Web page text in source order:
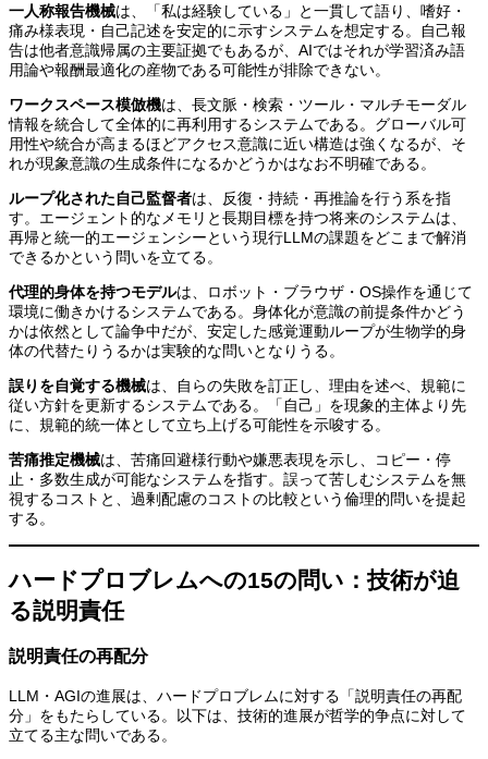
一人称報告機械は、「私は経験している」と一貫して語り、嗜好・
痛み様表現・自己記述を安定的に示すシステムを想定する。自己報
告は他者意識帰属の主要証拠でもあるが、AIではそれが学習済み語
用論や報酬最適化の産物である可能性が排除できない。
ワークスペース模倣機は、長文脈・検索・ツール・マルチモーダル
情報を統合して全体的に再利用するシステムである。グローバル可
用性や統合が高まるほどアクセス意識に近い構造は強くなるが、そ
れが現象意識の生成条件になるかどうかはなお不明確である。
ループ化された自己監督者は、反復・持続・再推論を行う系を指
す。エージェント的なメモリと長期目標を持つ将来のシステムは、
再帰と統一的エージェンシーという現行LLMの課題をどこまで解消
できるかという問いを立てる。
代理的身体を持つモデルは、ロボット・ブラウザ・OS操作を通じて
環境に働きかけるシステムである。身体化が意識の前提条件かどう
かは依然として論争中だが、安定した感覚運動ループが生物学的身
体の代替たりうるかは実験的な問いとなりうる。
誤りを自覚する機械は、自らの失敗を訂正し、理由を述べ、規範に
従い方針を更新するシステムである。「自己」を現象的主体より先
に、規範的統一体として立ち上げる可能性を示唆する。
苦痛推定機械は、苦痛回避様行動や嫌悪表現を示し、コピー・停
止・多数生成が可能なシステムを指す。誤って苦しむシステムを無
視するコストと、過剰配慮のコストの比較という倫理的問いを提起
する。
ハードプロブレムへの15の問い：技術が迫
る説明責任
説明責任の再配分
LLM・AGIの進展は、ハードプロブレムに対する「説明責任の再配
分」をもたらしている。以下は、技術的進展が哲学的争点に対して
立てる主な問いである。